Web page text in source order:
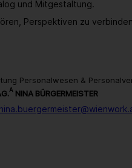
und Mitgestaltung.
Perspektiven zu
Personalwesen &
A NINA BÜRGERMEISTER